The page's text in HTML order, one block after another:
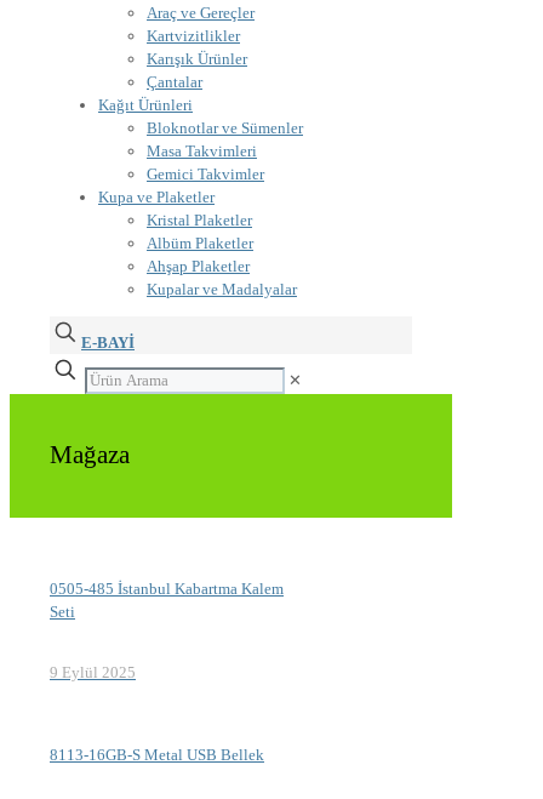
Araç ve Gereçler
Kartvizitlikler
Karışık Ürünler
Çantalar
Kağıt Ürünleri
Bloknotlar ve Sümenler
Masa Takvimleri
Gemici Takvimler
Kupa ve Plaketler
Kristal Plaketler
Albüm Plaketler
Ahşap Plaketler
Kupalar ve Madalyalar
E-BAYİ
✕
Mağaza
0505-485 İstanbul Kabartma Kalem
Seti
9 Eylül 2025
8113-16GB-S Metal USB Bellek